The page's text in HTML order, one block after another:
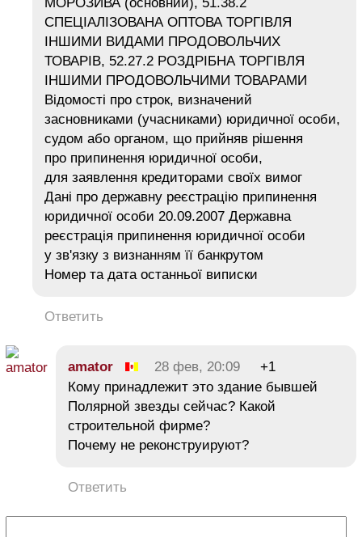
МОРОЗИВА (основний), 51.38.2
СПЕЦІАЛІЗОВАНА ОПТОВА ТОРГІВЛЯ
ІНШИМИ ВИДАМИ ПРОДОВОЛЬЧИХ
ТОВАРІВ, 52.27.2 РОЗДРІБНА ТОРГІВЛЯ
ІНШИМИ ПРОДОВОЛЬЧИМИ ТОВАРАМИ
Відомості про строк, визначений
засновниками (учасниками) юридичної особи,
судом або органом, що прийняв рішення
про припинення юридичної особи,
для заявлення кредиторами своїх вимог
Дані про державну реєстрацію припинення
юридичної особи 20.09.2007 Державна
реєстрація припинення юридичної особи
у зв'язку з визнанням її банкрутом
Номер та дата останньої виписки
Ответить
amator 28 фев, 20:09
+1
Кому принадлежит это здание бывшей
Полярной звезды сейчас? Какой
строительной фирме?
Почему не реконструируют?
Ответить